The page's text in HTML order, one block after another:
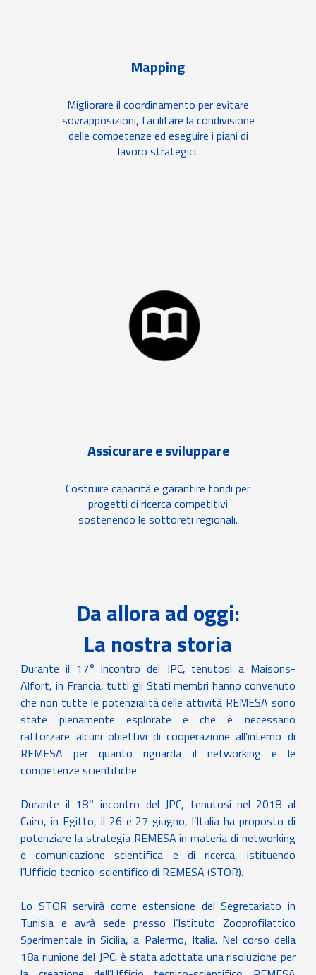
Mapping
Migliorare il coordinamento per evitare
sovrapposizioni, facilitare la condivisione
delle competenze ed eseguire i piani di
lavoro strategici.
Assicurare e sviluppare
Costruire capacità e garantire fondi per
progetti di ricerca competitivi
sostenendo le sottoreti regionali.
Da allora ad oggi:
La nostra storia
Durante il 17° incontro del JPC, tenutosi a Maisons-
Alfort, in Francia, tutti gli Stati membri hanno convenuto
che non tutte le potenzialità delle attività REMESA sono
state pienamente esplorate e che è necessario
rafforzare alcuni obiettivi di cooperazione all’interno di
REMESA per quanto riguarda il networking e le
competenze scientifiche.
Durante il 18° incontro del JPC, tenutosi nel 2018 al
Cairo, in Egitto, il 26 e 27 giugno, l’Italia ha proposto di
potenziare la strategia REMESA in materia di networking
e comunicazione scientifica e di ricerca, istituendo
l’Ufficio tecnico-scientifico di REMESA (STOR).
Lo STOR servirà come estensione del Segretariato in
Tunisia e avrà sede presso l’Istituto Zooprofilattico
Sperimentale in Sicilia, a Palermo, Italia. Nel corso della
18a riunione del JPC, è stata adottata una risoluzione per